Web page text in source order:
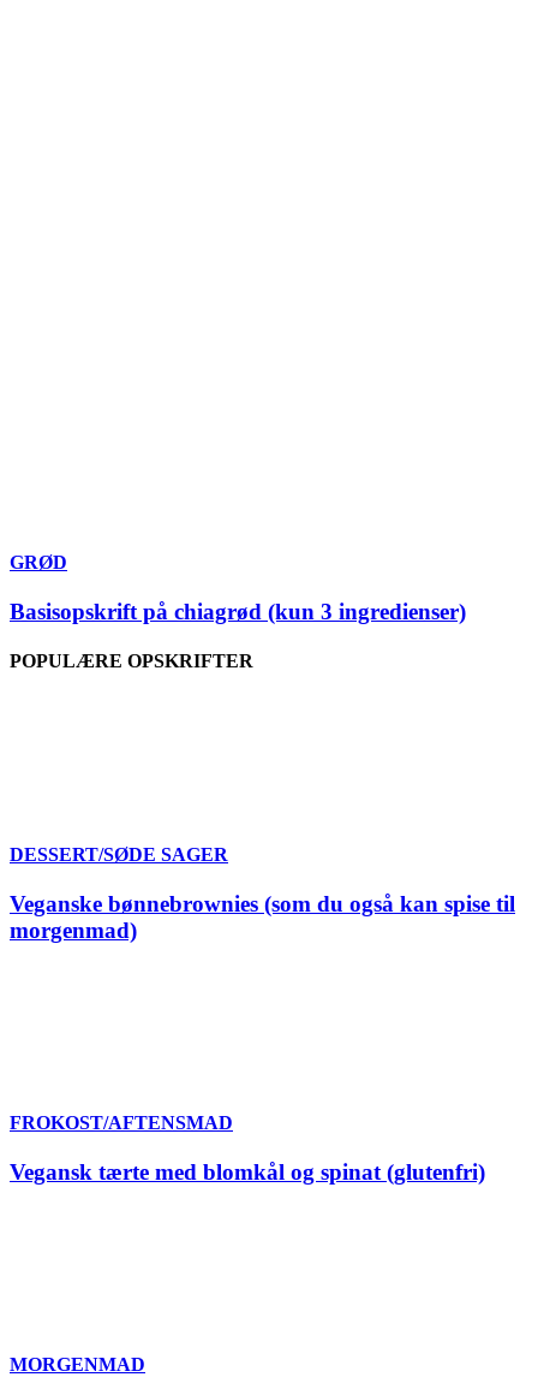
GRØD
Basisopskrift på chiagrød (kun 3 ingredienser)
POPULÆRE OPSKRIFTER
DESSERT/SØDE SAGER
Veganske bønnebrownies (som du også kan spise til
morgenmad)
FROKOST/AFTENSMAD
Vegansk tærte med blomkål og spinat (glutenfri)
MORGENMAD